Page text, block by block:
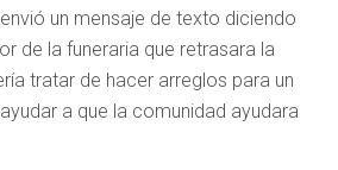
un mensaje de texto diciendo
de la funeraria que retrasara la
tratar de hacer arreglos para un
a que la comunidad ayudara